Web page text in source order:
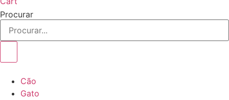
Procurar
Cão
Gato